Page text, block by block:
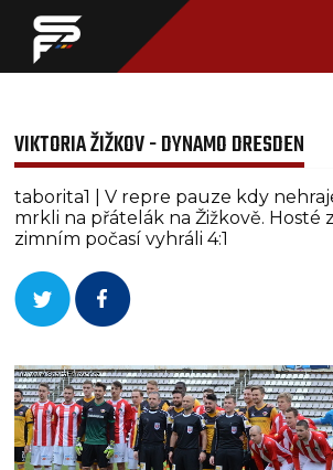
VIKTORIA ŽIŽKOV - DYNAMO DRESDEN
taborita1 | V repre pauze kdy
mrkli na přátelák na Žižkově. Hosté
zimním počasí vyhráli 4:1